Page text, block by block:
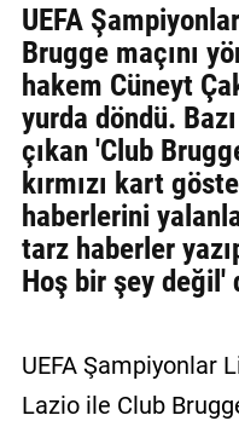
İletişim
Gizlilik
Sözleşmesi
Kullanıcı
Sözleşmesi
UEFA
Brugge maçını
hakem Cüneyt
yurda döndü.
çıkan 'Club
kırmızı kart
haberlerini
tarz haberler
Hoş bir şey değil'
UEFA Şampiyonlar
Lazio ile Club